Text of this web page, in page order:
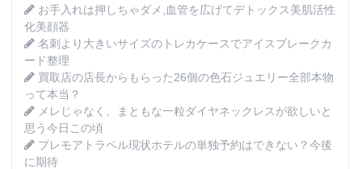
お手入れは押しちゃダメ,血管を広げてデトックス美肌活性
化美顔器
名刺より大きいサイズのトレカケースでアイスブレークカ
ード整理
買取店の店長からもらった26個の色石ジュエリー全部本物
って本当？
メレじゃなく、まともな一粒ダイヤネックレスが欲しいと
思う今日この頃
プレモアトラベル現状ホテルの単独予約はできない？今後
に期待